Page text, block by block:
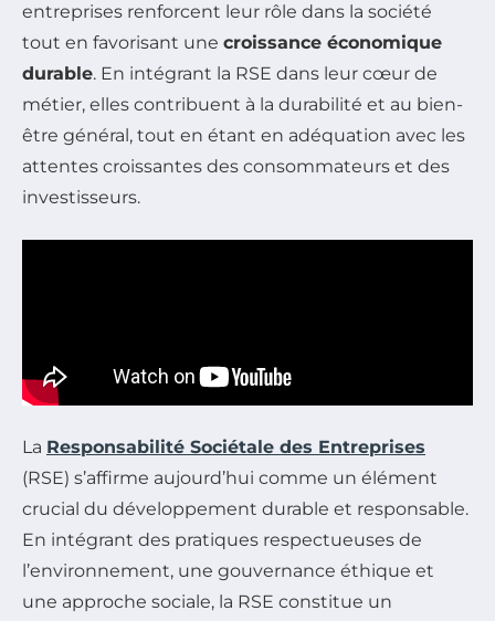
entreprises renforcent leur rôle dans la société
tout en favorisant une croissance économique
durable. En intégrant la RSE dans leur cœur de
métier, elles contribuent à la durabilité et au bien-
être général, tout en étant en adéquation avec les
attentes croissantes des consommateurs et des
investisseurs.
La Responsabilité Sociétale des Entreprises
(RSE) s’affirme aujourd’hui comme un élément
crucial du développement durable et responsable.
En intégrant des pratiques respectueuses de
l’environnement, une gouvernance éthique et
une approche sociale, la RSE constitue un